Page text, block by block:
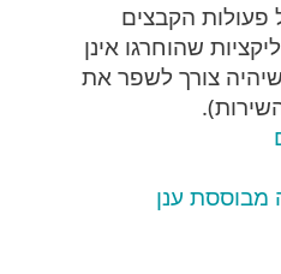
פעולות הקבצים
שהוחרגו אינן
צורך לשפר את
מבוססת ענן